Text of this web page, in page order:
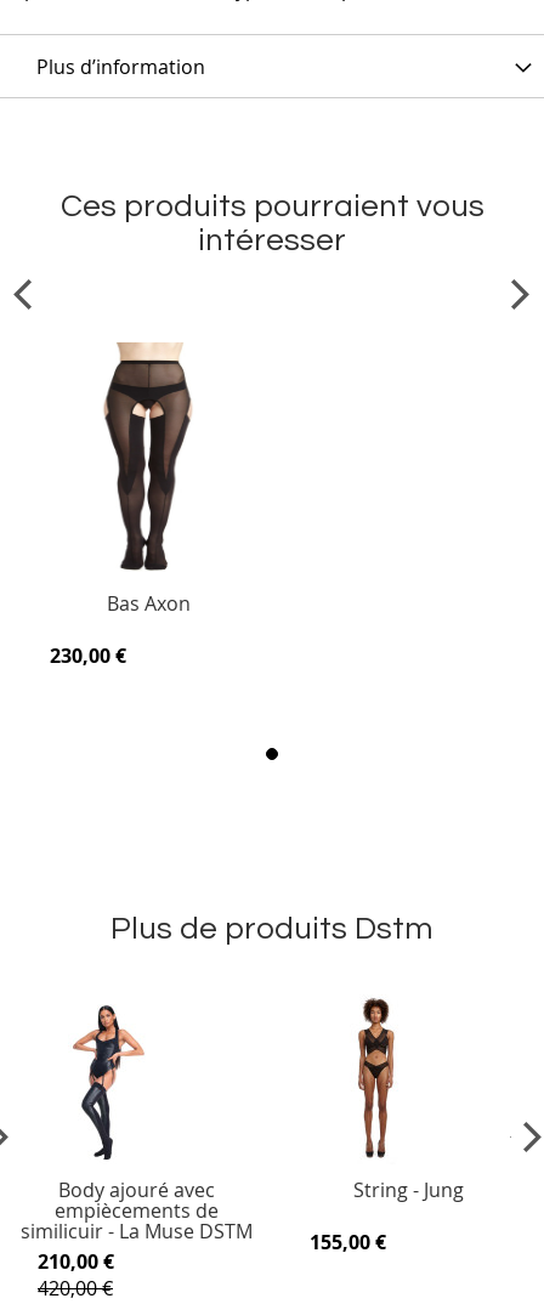
Plus d’information
Ces produits pourraient vous
intéresser
Bas Axon
230,00 €
Plus de produits Dstm
Body ajouré avec
empiècements de
similicuir - La Muse DSTM
210,00 €
420,00 €
String - Jung
155,00 €